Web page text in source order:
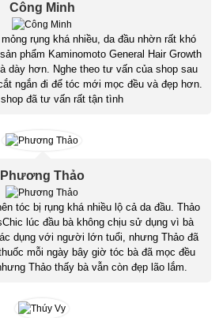
Công Minh
rụng khá nhiều, da đầu nhờn rất khó
phẩm Kaminomoto General Hair Growth
dày hơn. Nghe theo tư vấn của shop sau
ngắn đi để tóc mới mọc đều và đẹp hơn.
đã tư vấn rất tận tình
Phương Thảo
tóc bị rụng khá nhiều lộ cả da đầu. Thảo
lúc đầu bà không chịu sử dụng vì bà
dụng với người lớn tuổi, nhưng Thảo đã
mỗi ngày bây giờ tóc bà đã mọc đều
Thảo thấy bà vẫn còn đẹp lão lắm.